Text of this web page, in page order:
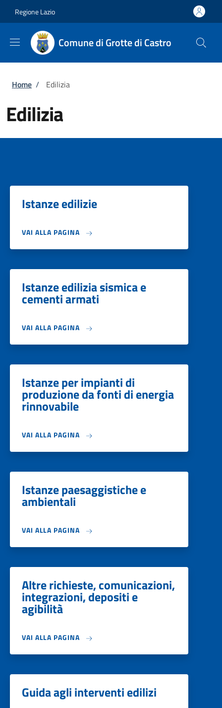
Regione Lazio
Comune di Grotte di Castro
Briciole di pane
Home / Edilizia
Edilizia
Istanze edilizie
VAI ALLA PAGINA
Istanze edilizia sismica e
cementi armati
VAI ALLA PAGINA
Istanze per impianti di
produzione da fonti di energia
rinnovabile
VAI ALLA PAGINA
Istanze paesaggistiche e
ambientali
VAI ALLA PAGINA
Altre richieste, comunicazioni,
integrazioni, depositi e
agibilità
VAI ALLA PAGINA
Guida agli interventi edilizi